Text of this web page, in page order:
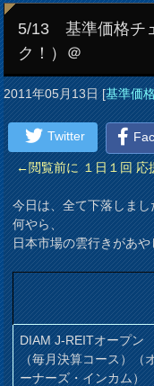
5/13 基準価格チ
ク！）＠
2011年05月13日[基準価
Twitter
←閲覧前に １日１回 応
今日は、全て下落しまし
何やら、
日本市場の雲行きがあ
DIAM J-REITオープン
（毎月決算コース）（
ーナーズ・インカム）